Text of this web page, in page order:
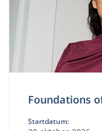
Foundations
Startdatum: